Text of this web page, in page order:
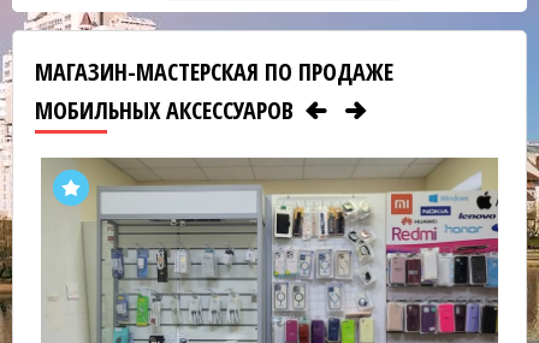
МАГАЗИН-МАСТЕРСКАЯ ПО ПРОДАЖЕ
МОБИЛЬНЫХ АКСЕССУАРОВ